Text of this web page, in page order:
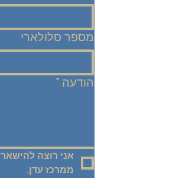
מספר סלולארי
הודעה *
ממרכז עדן.